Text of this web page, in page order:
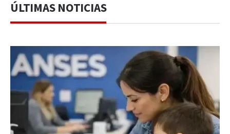
ÚLTIMAS NOTICIAS